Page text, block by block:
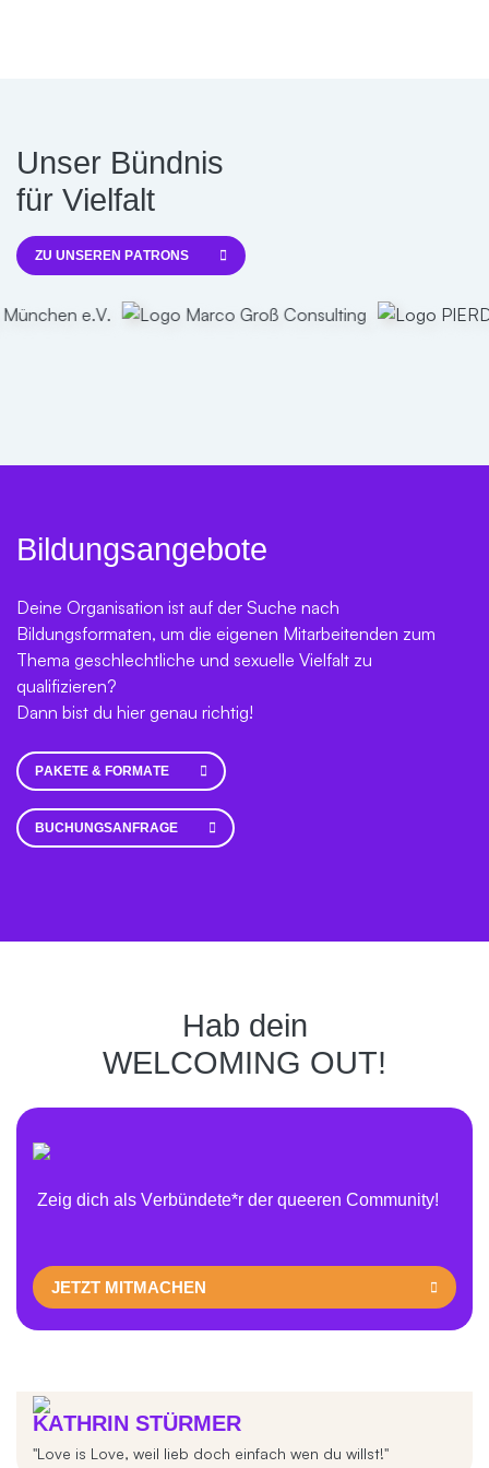
Unser Bündnis
für Vielfalt
ZU UNSEREN PATRONS
Bildungsangebote
Deine Organisation ist auf der Suche nach
Bildungsformaten, um die eigenen Mitarbeitenden zum
Thema geschlechtliche und sexuelle Vielfalt zu
qualifizieren?
Dann bist du hier genau richtig!
PAKETE & FORMATE
BUCHUNGSANFRAGE
Hab dein
WELCOMING OUT!
Zeig dich als Verbündete*r der queeren Community!
JETZT MITMACHEN
KATHRIN STÜRMER
"Love is Love, weil lieb doch einfach wen du willst!"